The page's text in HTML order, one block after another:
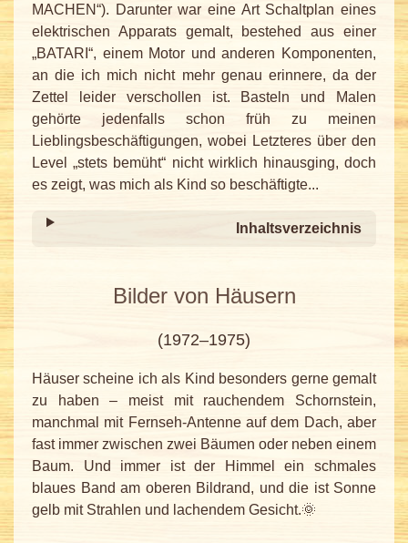
MACHEN“). Darunter war eine Art Schaltplan eines
elektrischen Apparats gemalt, bestehed aus einer
„BATARI“, einem Motor und anderen Komponenten,
an die ich mich nicht mehr genau erinnere, da der
Zettel leider verschollen ist. Basteln und Malen
gehörte jedenfalls schon früh zu meinen
Lieblingsbeschäftigungen, wobei Letzteres über den
Level „stets bemüht“ nicht wirklich hinausging, doch
es zeigt, was mich als Kind so beschäftigte...
Inhaltsverzeichnis
Bilder von Häusern
(1972–1975)
Häuser scheine ich als Kind besonders gerne gemalt
zu haben – meist mit rauchendem Schornstein,
manchmal mit Fernseh-Antenne auf dem Dach, aber
fast immer zwischen zwei Bäumen oder neben einem
Baum. Und immer ist der Himmel ein schmales
blaues Band am oberen Bildrand, und die ist Sonne
gelb mit Strahlen und lachendem Gesicht.🌞